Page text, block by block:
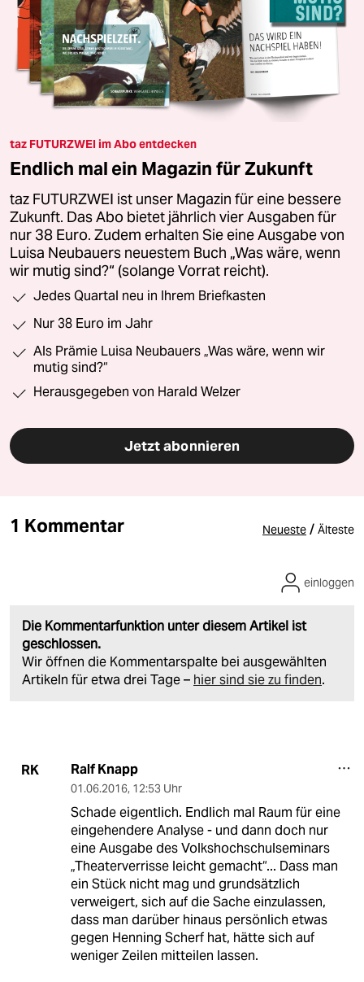
taz FUTURZWEI im Abo entdecken
Endlich mal ein Magazin für Zukunft
taz FUTURZWEI ist unser Magazin für eine bessere
Zukunft. Das Abo bietet jährlich vier Ausgaben für
nur 38 Euro. Zudem erhalten Sie eine Ausgabe von
Luisa Neubauers neuestem Buch „Was wäre, wenn
wir mutig sind?“ (solange Vorrat reicht).
Jedes Quartal neu in Ihrem Briefkasten
Nur 38 Euro im Jahr
Als Prämie Luisa Neubauers „Was wäre, wenn wir
mutig sind?“
Herausgegeben von Harald Welzer
Jetzt abonnieren
1 Kommentar Neueste / Älteste
Die Kommentarfunktion unter diesem Artikel ist
geschlossen.
Wir öffnen die Kommentarspalte bei ausgewählten
Artikeln für etwa drei Tage – hier sind sie zu finden.
einloggen
RK Ralf Knapp
01.06.2016, 12:53 Uhr
Schade eigentlich. Endlich mal Raum für eine
eingehendere Analyse - und dann doch nur
eine Ausgabe des Volkshochschulseminars
„Theaterverrisse leicht gemacht“... Dass man
ein Stück nicht mag und grundsätzlich
verweigert, sich auf die Sache einzulassen,
dass man darüber hinaus persönlich etwas
gegen Henning Scherf hat, hätte sich auf
weniger Zeilen mitteilen lassen.